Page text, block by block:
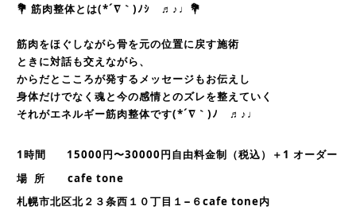
💐 筋肉整体とは(*´∇｀)ﾉｼ ♬♪♩💐
筋肉をほぐしながら骨を元の位置に戻す施術
ときに対話も交えながら、
からだとこころが発するメッセージもお伝えし
身体だけでなく魂と今の感情とのズレを整えていく
それがエネルギー筋肉整体です(*´∇｀)ﾉ ♬♪♩
1時間 15000円〜30000円自由料金制（税込）＋1 オーダー
場 所 cafe tone
札幌市北区北２３条西１０丁目１−６cafe tone内